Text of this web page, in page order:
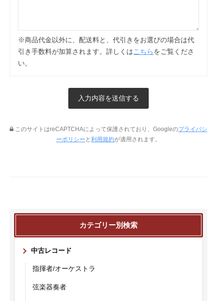
※商品代金以外に、配送料と、代引きをお選びの場合は代
引き手数料が加算されます。詳しくは こちら をご覧くださ
い。
このサイトはreCAPTCHAによって保護されており、Googleのプライバシ
ーポリシー と 利用規約が適用されます。
カテゴリー別検索
中古レコード
指揮者/オーケストラ
弦楽器奏者